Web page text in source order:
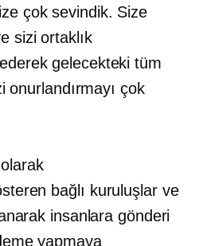
çok sevindik. Size
sizi ortaklık
gelecekteki tüm
onurlandırmayı çok
bağlı kuruluşlar ve
insanlara gönderi
yapmaya